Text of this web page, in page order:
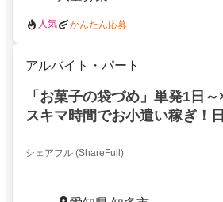
人気 かんたん応募
アルバイト・パート
「お菓子の袋づめ」単発1日
スキマ時間でお小遣い稼ぎ！
シェアフル (ShareFull)